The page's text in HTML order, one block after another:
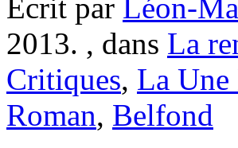
Ecrit par Léon-
2013. , dans La
Critiques, La
Roman, Belfond